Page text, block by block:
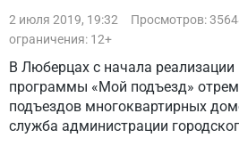
2 июля 2019, 19:32
Просмотров:
ограничения: 12+
В Люберцах с начала реализации
программы «Мой подъезд»
подъездов многоквартирных
служба администрации